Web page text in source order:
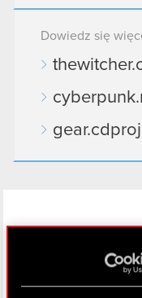
Dowiedz się